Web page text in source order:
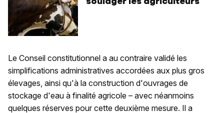
Le Conseil constitutionnel a au contraire validé les
simplifications administratives accordées aux plus gros
élevages, ainsi qu'à la construction d'ouvrages de
stockage d'eau à finalité agricole – avec néanmoins
quelques réserves pour cette deuxième mesure. Il a